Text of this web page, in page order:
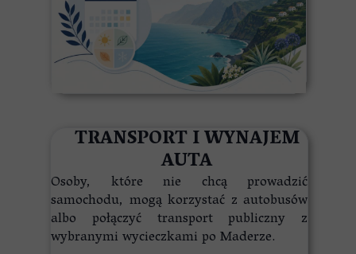
TRANSPORT I WYNAJEM
AUTA
Osoby, które nie chcą prowadzić
samochodu, mogą korzystać z autobusów
albo połączyć transport publiczny z
wybranymi wycieczkami po Maderze.